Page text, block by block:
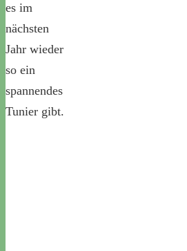
es im
nächsten
Jahr wieder
so ein
spannendes
Tunier gibt.